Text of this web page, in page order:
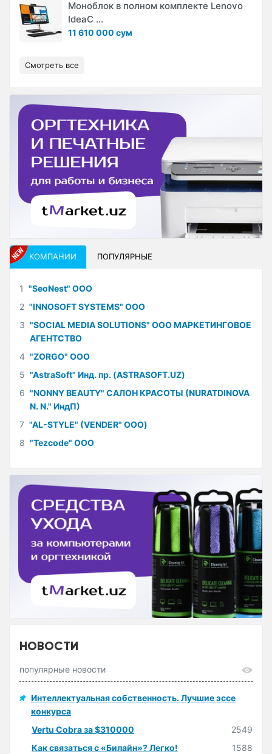
Моноблок в полном комплекте Lenovo
IdeaC ...
11 610 000 сум
Смотреть все
КОМПАНИИ ПОПУЛЯРНЫЕ
1 "SeoNest" ООО
2 "INNOSOFT SYSTEMS" ООО
3 "SOCIAL MEDIA SOLUTIONS" ООО МАРКЕТИНГОВОЕ
АГЕНТСТВО
4 "ZORGO" ООО
5 "AstraSoft" Инд. пр. (ASTRASOFT.UZ)
6 "NONNY BEAUTY" САЛОН КРАСОТЫ (NURATDINOVA
N. N." ИндП)
7 "AL-STYLE" (VENDER" ООО)
8 "Tezcode" ООО
НОВОСТИ
популярные новости
Интеллектуальная собственность. Лучшие эссе
конкурса
Vertu Cobra за $310000
2549
Как связаться с «Билайн»? Легко!
1588